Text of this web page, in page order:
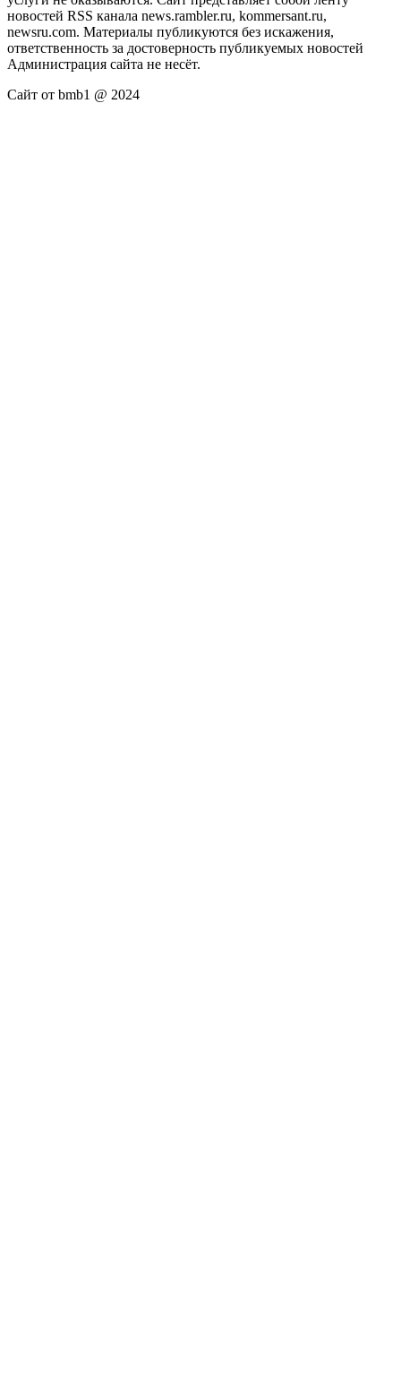
новостей RSS канала news.rambler.ru, kommersant.ru,
newsru.com. Материалы публикуются без искажения,
ответственность за достоверность публикуемых новостей
Администрация сайта не несёт.
Сайт от bmb1 @ 2024